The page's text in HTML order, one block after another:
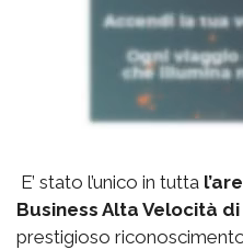
E’ stato l’unico in tutta
Business Alta Velocità
prestigioso